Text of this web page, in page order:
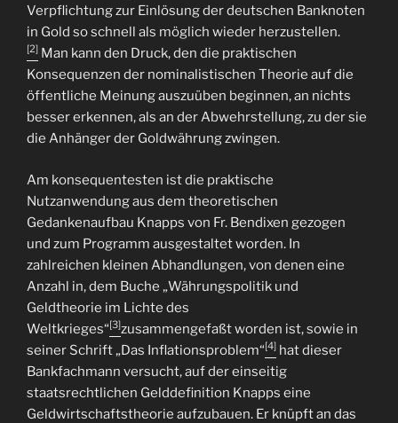
Verpflichtung zur Einlösung der deutschen Banknoten
in Gold so schnell als möglich wieder herzustellen.
[2] Man kann den Druck, den die praktischen
Konsequenzen der nominalistischen Theorie auf die
öffentliche Meinung auszuüben beginnen, an nichts
besser erkennen, als an der Abwehrstellung, zu der sie
die Anhänger der Goldwährung zwingen.
Am konsequentesten ist die praktische
Nutzanwendung aus dem theoretischen
Gedankenaufbau Knapps von Fr. Bendixen gezogen
und zum Programm ausgestaltet worden. In
zahlreichen kleinen Abhandlungen, von denen eine
Anzahl in, dem Buche „Währungspolitik und
Geldtheorie im Lichte des
Weltkrieges“[3]zusammengefaßt worden ist, sowie in
seiner Schrift „Das Inflationsproblem“[4] hat dieser
Bankfachmann versucht, auf der einseitig
staatsrechtlichen Gelddefinition Knapps eine
Geldwirtschaftstheorie aufzubauen. Er knüpft an das